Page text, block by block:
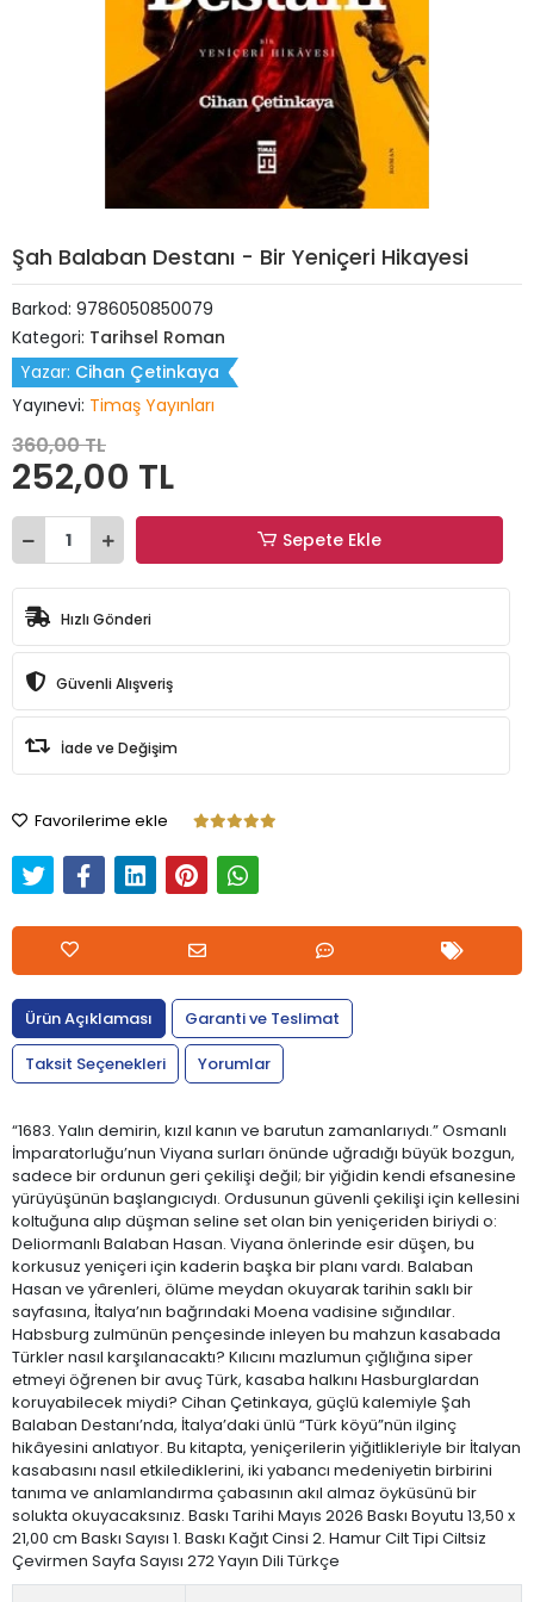
Şah Balaban Destanı - Bir Yeniçeri Hikayesi
Barkod: 9786050850079
Kategori: Tarihsel Roman
Yazar: Cihan Çetinkaya
Yayınevi: Timaş Yayınları
360,00 TL
252,00 TL
Sepete Ekle
Hızlı Gönderi
Güvenli Alışveriş
İade ve Değişim
Favorilerime ekle
Ürün Açıklaması
Garanti ve Teslimat
Taksit Seçenekleri
Yorumlar
“1683. Yalın demirin, kızıl kanın ve barutun zamanlarıydı.” Osmanlı
İmparatorluğu’nun Viyana surları önünde uğradığı büyük bozgun,
sadece bir ordunun geri çekilişi değil; bir yiğidin kendi efsanesine
yürüyüşünün başlangıcıydı. Ordusunun güvenli çekilişi için kellesini
koltuğuna alıp düşman seline set olan bin yeniçeriden biriydi o:
Deliormanlı Balaban Hasan. Viyana önlerinde esir düşen, bu
korkusuz yeniçeri için kaderin başka bir planı vardı. Balaban
Hasan ve yârenleri, ölüme meydan okuyarak tarihin saklı bir
sayfasına, İtalya’nın bağrındaki Moena vadisine sığındılar.
Habsburg zulmünün pençesinde inleyen bu mahzun kasabada
Türkler nasıl karşılanacaktı? Kılıcını mazlumun çığlığına siper
etmeyi öğrenen bir avuç Türk, kasaba halkını Hasburglardan
koruyabilecek miydi? Cihan Çetinkaya, güçlü kalemiyle Şah
Balaban Destanı’nda, İtalya’daki ünlü “Türk köyü”nün ilginç
hikâyesini anlatıyor. Bu kitapta, yeniçerilerin yiğitlikleriyle bir İtalyan
kasabasını nasıl etkilediklerini, iki yabancı medeniyetin birbirini
tanıma ve anlamlandırma çabasının akıl almaz öyküsünü bir
solukta okuyacaksınız. Baskı Tarihi Mayıs 2026 Baskı Boyutu 13,50 x
21,00 cm Baskı Sayısı 1. Baskı Kağıt Cinsi 2. Hamur Cilt Tipi Ciltsiz
Çevirmen Sayfa Sayısı 272 Yayın Dili Türkçe